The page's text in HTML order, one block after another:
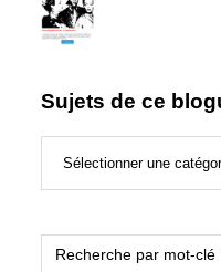
Sujets de ce
Search
for: